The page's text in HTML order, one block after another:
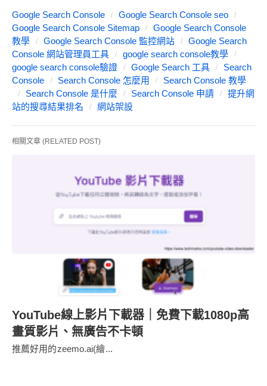
Google Search Console
Google Search Console seo
Google Search Console Sitemap
Google Search Console
教學
Google Search Console 監控網站
Google Search
Console 網站管理員工具
google search console教學
google search console驗證
Google Search 工具
Search
Console
Search Console 怎麼用
Search Console 教學
Search Console 是什麼
Search Console 申請
提升網
站的搜尋結果排名
網站架設
相關文章 (RELATED POST)
YouTube線上影片下載器｜免費下載1080p高
畫質影片、無廣告不卡頓
推薦好用的zeemo.ai(繪...